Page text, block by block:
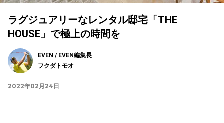
ラグジュアリーなレンタル邸宅「THE
HOUSE」で極上の時間を
EVEN / EVEN編集長
フクダトモオ
2022年02月24日